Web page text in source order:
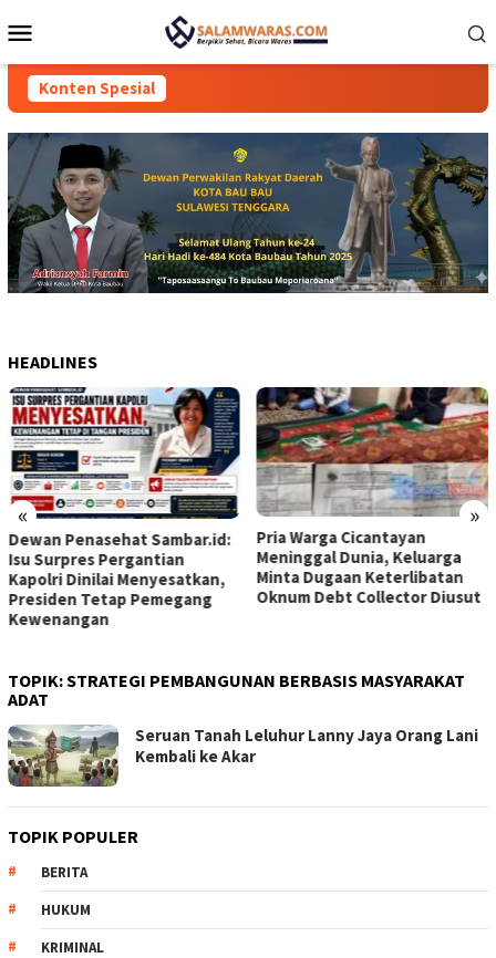
ke
Mobile
Konten Spesial
HEADLINES
« »
Dewan Penasehat Sambar.id:
Isu Surpres Pergantian
Kapolri Dinilai Menyesatkan,
Presiden Tetap Pemegang
Kewenangan
Pria Warga Cicantayan
Meninggal Dunia, Keluarga
Minta Dugaan Keterlibatan
Oknum Debt Collector Diusut
TOPIK:STRATEGI PEMBANGUNAN BERBASIS MASYARAKAT
ADAT
Seruan Tanah Leluhur Lanny Jaya Orang Lani
Kembali ke Akar
TOPIK POPULER
BERITA
HUKUM
KRIMINAL